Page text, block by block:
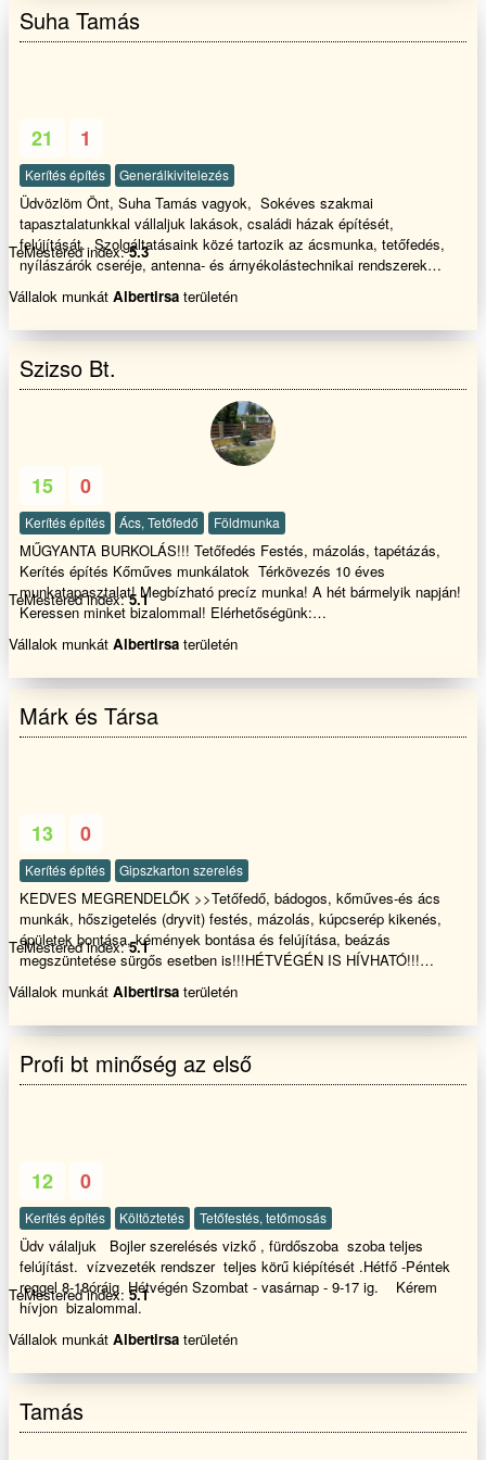
Suha Tamás
21 1
Kerítés építés Generálkivitelezés
Üdvözlöm Önt, Suha Tamás vagyok, Sokéves szakmai
tapasztalatunkkal vállaljuk lakások, családi házak építését,
felújítását. Szolgáltatásaink közé tartozik az ácsmunka, tetőfedés,
nyílászárók cseréje, antenna- és árnyékolástechnikai rendszerek
kőműves munkáink, lakásfelújítás, parkettázás, szigetelési munkák,
takarítás, térkövezés, valamint a tetőfestés és -mosás. Biztos
kézzel, megbízhatóan!
TeMestered index:5.3
Vállalok munkát Albertirsa területén
Szizso Bt.
15 0
Kerítés építés Ács, Tetőfedő Földmunka
MŰGYANTA BURKOLÁS!!! Tetőfedés Festés, mázolás, tapétázás,
Kerítés építés Kőműves munkálatok Térkövezés 10 éves
munkatapasztalat! Megbízható precíz munka! A hét bármelyik napján!
Keressen minket bizalommal! Elérhetőségünk:
TeMestered index:5.1
Vállalok munkát Albertirsa területén
Márk és Társa
13 0
Kerítés építés Gipszkarton szerelés
KEDVES MEGRENDELŐK >>Tetőfedő, bádogos, kőműves-és ács
munkák, hőszigetelés (dryvit) festés, mázolás, kúpcserép kikenés,
épületek bontása, kémények bontása és felújítása, beázás
megszüntetése sürgős esetben is!!!HÉTVÉGÉN IS HÍVHATÓ!!!
kedvezmény!!!! ...................................
TeMestered index:5.1
Vállalok munkát Albertirsa területén
Profi bt minőség az első
12 0
Kerítés építés Költöztetés Tetőfestés, tetőmosás
Üdv válaljuk Bojler szerelésés vizkő , fürdőszoba szoba teljes
felújítást. vízvezeték rendszer teljes körű kiépítését .Hétfő -Péntek
reggel 8-18óráig Hétvégén Szombat - vasárnap - 9-17 ig. Kérem
hívjon bizalommal.
TeMestered index: 5.1
Vállalok munkát Albertirsa területén
Tamás